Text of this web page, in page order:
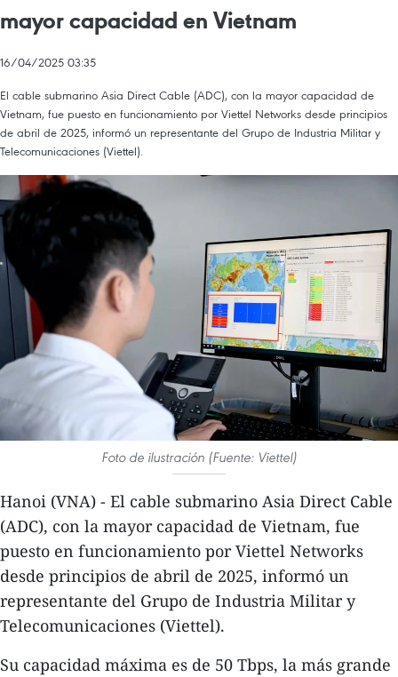
mayor capacidad en Vietnam
16/04/2025 03:35
El cable submarino Asia Direct Cable (ADC), con la mayor capacidad de
Vietnam, fue puesto en funcionamiento por Viettel Networks desde principios
de abril de 2025, informó un representante del Grupo de Industria Militar y
Telecomunicaciones (Viettel).
Foto de ilustración (Fuente: Viettel)
Hanoi (VNA) - El cable submarino Asia Direct Cable
(ADC), con la mayor capacidad de Vietnam, fue
puesto en funcionamiento por Viettel Networks
desde principios de abril de 2025, informó un
representante del Grupo de Industria Militar y
Telecomunicaciones (Viettel).
Su capacidad máxima es de 50 Tbps, la más grande